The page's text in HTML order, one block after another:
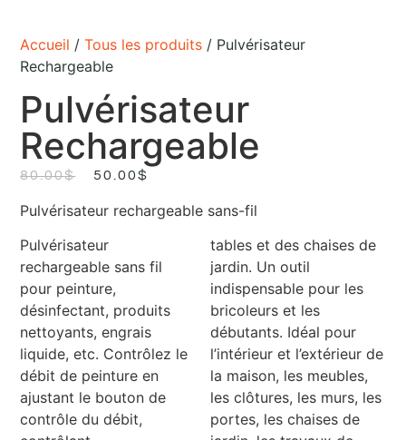
Accueil /Tous les produits / Pulvérisateur
Rechargeable
Pulvérisateur
Rechargeable
80.00$ 50.00$
Pulvérisateur rechargeable sans-fil
Pulvérisateur
rechargeable sans fil
pour peinture,
désinfectant, produits
nettoyants, engrais
liquide, etc. Contrôlez le
débit de peinture en
ajustant le bouton de
contrôle du débit,
tables et des chaises de
jardin. Un outil
indispensable pour les
bricoleurs et les
débutants. Idéal pour
l’intérieur et l’extérieur de
la maison, les meubles,
les clôtures, les murs, les
portes, les chaises de